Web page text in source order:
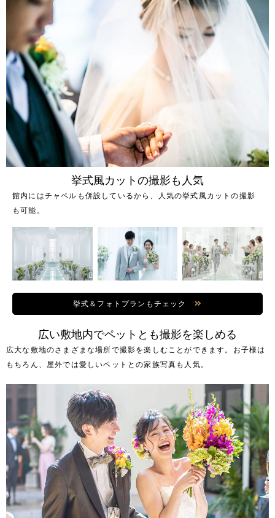
挙式風カットの撮影も人気
館内にはチャペルも併設しているから、人気の挙式風カットの撮影
も可能。
挙式＆フォトプランもチェック
広い敷地内でペットとも撮影を楽しめる
広大な敷地のさまざまな場所で撮影を楽しむことができます。お子様は
もちろん、屋外では愛しいペットとの家族写真も人気。